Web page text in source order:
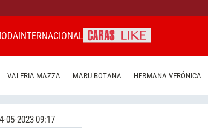
INTERNACIONAL
VALERIA MAZZA MARU BOTANA HERMANA VERÓNICA
05-2023 09:17